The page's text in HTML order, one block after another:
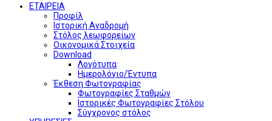
ΕΤΑΙΡΕΙΑ
Προφίλ
Ιστορική Αναδρομή
Στόλος λεωφορείων
Οικονομικά Στοιχεία
Download
Λογότυπα
Ημερολόγιο/Έντυπα
Έκθεση Φωτογραφίας
Φωτογραφίες Σταθμών
Ιστορικές Φωτογραφίες Στόλου
Σύγχρονος στόλος